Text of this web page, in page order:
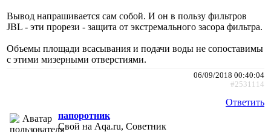
Вывод напрашивается сам собой. И он в пользу фильтров
JBL - эти прорези - защита от экстремального засора фильтра.
Объемы площади всасывания и подачи воды не сопоставимы
с этими мизерными отверстиями.
06/09/2018 00:40:04
#2531114
Ответить
папоротник
Свой на Aqa.ru, Советник